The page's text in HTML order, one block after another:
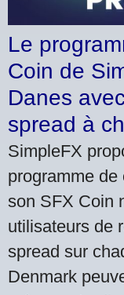
Le
Coin de
Danes
spread à
SimpleFX
programme
son SFX Coin
utilisateurs de
spread sur
Denmark